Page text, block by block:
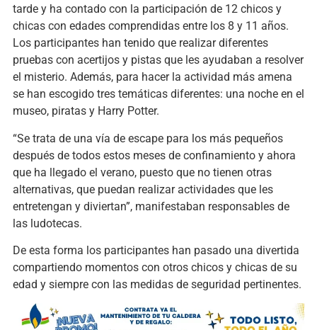
tarde y ha contado con la participación de 12 chicos y
chicas con edades comprendidas entre los 8 y 11 años.
Los participantes han tenido que realizar diferentes
pruebas con acertijos y pistas que les ayudaban a resolver
el misterio. Además, para hacer la actividad más amena
se han escogido tres temáticas diferentes: una noche en el
museo, piratas y Harry Potter.
“Se trata de una vía de escape para los más pequeños
después de todos estos meses de confinamiento y ahora
que ha llegado el verano, puesto que no tienen otras
alternativas, que puedan realizar actividades que les
entretengan y diviertan”, manifestaban responsables de
las ludotecas.
De esta forma los participantes han pasado una divertida
compartiendo momentos con otros chicos y chicas de su
edad y siempre con las medidas de seguridad pertinentes.